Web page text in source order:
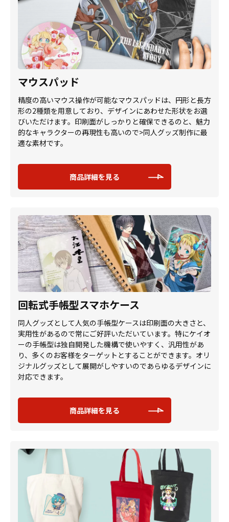
マウスパッド
精度の高いマウス操作が可能なマウスパッドは、円形と長方
形の2種類を用意しており、デザインにあわせた形状をお選
びいただけます。印刷面がしっかりと確保できるのと、魅力
的なキャラクターの再現性も高いので>同人グッズ制作に最
適な素材です。
商品詳細を見る
回転式手帳型スマホケース
同人グッズとして人気の手帳型ケースは印刷面の大きさと、
実用性があるので常にご好評いただいています。特にケイオ
ーの手帳型は独自開発した機構で使いやすく、汎用性があ
り、多くのお客様をターゲットとすることができます。オリ
ジナルグッズとして展開がしやすいのであらゆるデザインに
対応できます。
商品詳細を見る